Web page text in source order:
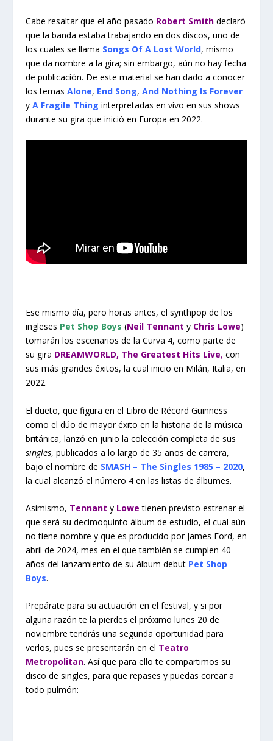
Cabe resaltar que el año pasado Robert Smith declaró
que la banda estaba trabajando en dos discos, uno de
los cuales se llama Songs Of A Lost World, mismo
que da nombre a la gira; sin embargo, aún no hay fecha
de publicación. De este material se han dado a conocer
los temasAlone, End Song,And Nothing Is Forever
yA Fragile Thing interpretadas en vivo en sus shows
durante su gira que inició en Europa en 2022.
Ese mismo día, pero horas antes, el synthpop de los
ingleses Pet Shop Boys (Neil Tennant y Chris Lowe)
tomarán los escenarios de la Curva 4, como parte de
su gira DREAMWORLD, The Greatest Hits Live, con
sus más grandes éxitos, la cual inicio en Milán, Italia, en
2022.
El dueto, que figura en el Libro de Récord Guinness
como el dúo de mayor éxito en la historia de la música
británica, lanzó en junio la colección completa de sus
singles, publicados a lo largo de 35 años de carrera,
bajo el nombre de SMASH – The Singles 1985 – 2020,
la cual alcanzó el número 4 en las listas de álbumes.
Asimismo, Tennant y Lowe tienen previsto estrenar el
que será su decimoquinto álbum de estudio, el cual aún
no tiene nombre y que es producido por James Ford, en
abril de 2024, mes en el que también se cumplen 40
años del lanzamiento de su álbum debut Pet Shop
Boys.
Prepárate para su actuación en el festival, y si por
alguna razón te la pierdes el próximo lunes 20 de
noviembre tendrás una segunda oportunidad para
verlos, pues se presentarán en el Teatro
Metropolitan. Así que para ello te compartimos su
disco de singles, para que repases y puedas corear a
todo pulmón: